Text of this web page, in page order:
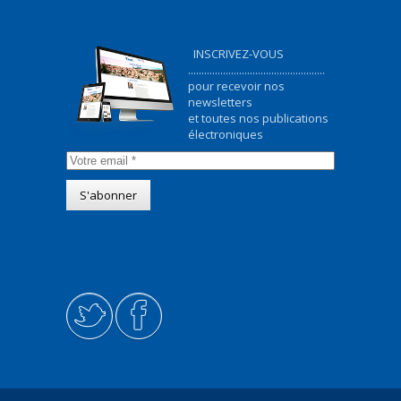
INSCRIVEZ-VOUS
...................................................
pour recevoir nos
newsletters
et toutes nos publications
électroniques